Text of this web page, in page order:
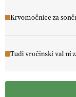
Krvomočnice za
Tudi vročinski val ni